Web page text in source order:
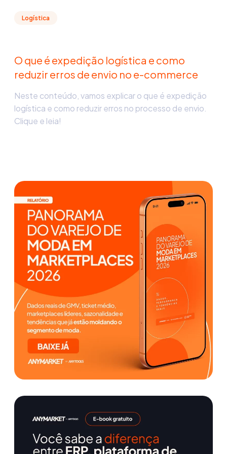
Logística
O que é expedição logística e como
reduzir erros de envio no e-commerce
Neste conteúdo, vamos explicar o que é expedição
logística e como reduzir erros no processo de envio.
Clique e leia!